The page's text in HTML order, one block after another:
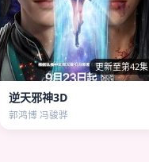
更新至第42集
逆天邪神3D
郭鸿博 冯骏骅